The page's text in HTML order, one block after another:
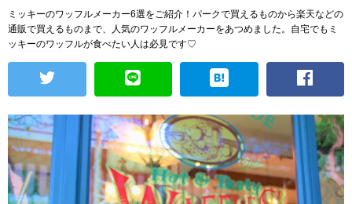
ミッキーのワッフルメーカー6選をご紹介！パークで買えるものから楽天などの
通販で買えるものまで、人気のワッフルメーカーをあつめました。自宅でもミ
ッキーのワッフルが食べたい人は必見です♡